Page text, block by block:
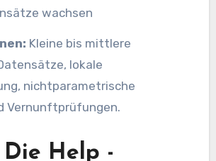
wachsen
Kleine bis mittlere
lokale
nichtparametrische
Vernunftprüfungen.
Die Help -